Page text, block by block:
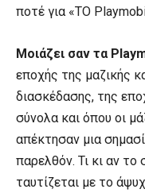
ποτέ για «ΤΟ
Μοιάζει σαν τα
εποχής της μαζικής
διασκέδασης, της
σύνολα και όπου οι
απέκτησαν μια
παρελθόν. Τι κι αν το
ταυτίζεται με το